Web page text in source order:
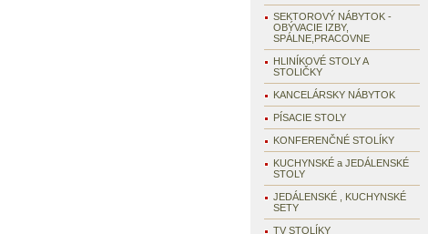
SEKTOROVÝ NÁBYTOK -
OBÝVACIE IZBY,
SPÁLNE,PRACOVNE
HLINÍKOVÉ STOLY A
STOLIČKY
KANCELÁRSKY NÁBYTOK
PÍSACIE STOLY
KONFERENČNÉ STOLÍKY
KUCHYNSKÉ a JEDÁLENSKÉ
STOLY
JEDÁLENSKÉ , KUCHYNSKÉ
SETY
TV STOLÍKY